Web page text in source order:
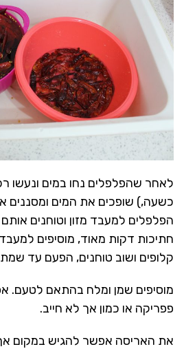
לאחר שהפלפלים נחו במים ונעשו
כשעה,) שופכים את המים ומסננים
הפלפלים למעבד מזון וטוחנים
קלופים ושוב טוחנים, הפעם עד
מוסיפים שמן ומלח בהתאם לטעם.
פפריקה או כמון אך לא חייב.
את האריסה אפשר להגיש במקום